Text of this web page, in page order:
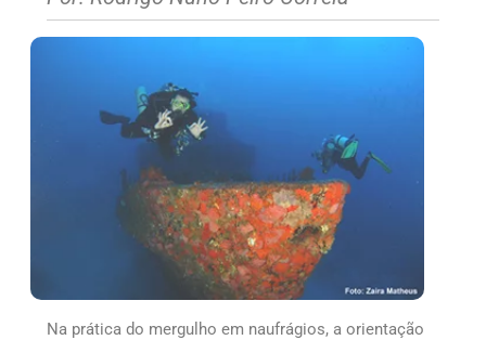
Na prática do mergulho em naufrágios, a orientação